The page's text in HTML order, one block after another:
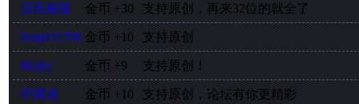
汉氏秘笈 金币 +30 支持原创，再来32位的就全了
feng031708 金币 +10 支持原创
lllxjky 金币 +9 支持原创！
中国龙 金币 +10 支持原创，论坛有你更精彩